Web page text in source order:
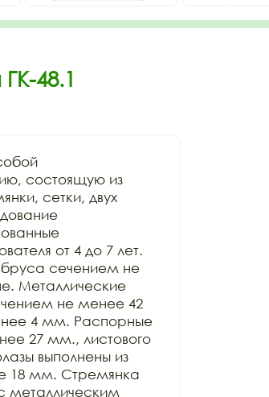
48.1
состоящую из
сетки, двух
от 4 до 7 лет.
сечением не
Металлические
не менее 42
4 мм. Распорные
27 мм., листового
выполнены из
18 мм. Стремянка
металлическим